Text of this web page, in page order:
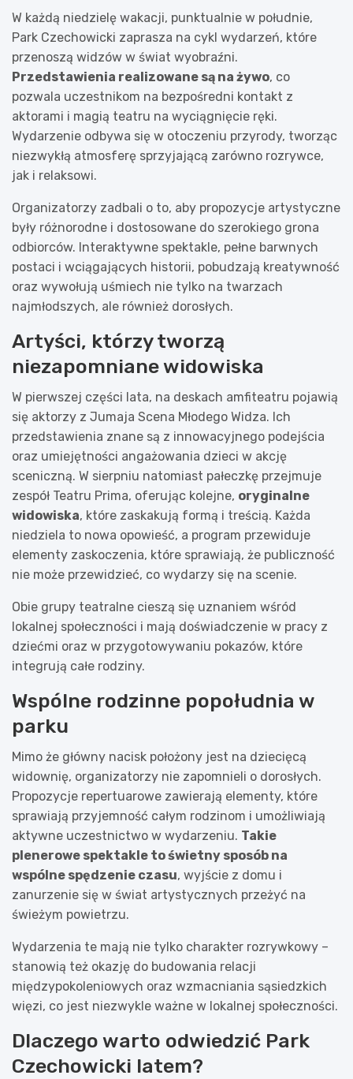
W każdą niedzielę wakacji, punktualnie w południe,
Park Czechowicki zaprasza na cykl wydarzeń, które
przenoszą widzów w świat wyobraźni.
Przedstawienia realizowane są na żywo, co
pozwala uczestnikom na bezpośredni kontakt z
aktorami i magią teatru na wyciągnięcie ręki.
Wydarzenie odbywa się w otoczeniu przyrody, tworząc
niezwykłą atmosferę sprzyjającą zarówno rozrywce,
jak i relaksowi.
Organizatorzy zadbali o to, aby propozycje artystyczne
były różnorodne i dostosowane do szerokiego grona
odbiorców. Interaktywne spektakle, pełne barwnych
postaci i wciągających historii, pobudzają kreatywność
oraz wywołują uśmiech nie tylko na twarzach
najmłodszych, ale również dorosłych.
Artyści, którzy tworzą
niezapomniane widowiska
W pierwszej części lata, na deskach amfiteatru pojawią
się aktorzy z Jumaja Scena Młodego Widza. Ich
przedstawienia znane są z innowacyjnego podejścia
oraz umiejętności angażowania dzieci w akcję
sceniczną. W sierpniu natomiast pałeczkę przejmuje
zespół Teatru Prima, oferując kolejne, oryginalne
widowiska, które zaskakują formą i treścią. Każda
niedziela to nowa opowieść, a program przewiduje
elementy zaskoczenia, które sprawiają, że publiczność
nie może przewidzieć, co wydarzy się na scenie.
Obie grupy teatralne cieszą się uznaniem wśród
lokalnej społeczności i mają doświadczenie w pracy z
dziećmi oraz w przygotowywaniu pokazów, które
integrują całe rodziny.
Wspólne rodzinne popołudnia w
parku
Mimo że główny nacisk położony jest na dziecięcą
widownię, organizatorzy nie zapomnieli o dorosłych.
Propozycje repertuarowe zawierają elementy, które
sprawiają przyjemność całym rodzinom i umożliwiają
aktywne uczestnictwo w wydarzeniu. Takie
plenerowe spektakle to świetny sposób na
wspólne spędzenie czasu, wyjście z domu i
zanurzenie się w świat artystycznych przeżyć na
świeżym powietrzu.
Wydarzenia te mają nie tylko charakter rozrywkowy –
stanowią też okazję do budowania relacji
międzypokoleniowych oraz wzmacniania sąsiedzkich
więzi, co jest niezwykle ważne w lokalnej społeczności.
Dlaczego warto odwiedzić Park
Czechowicki latem?